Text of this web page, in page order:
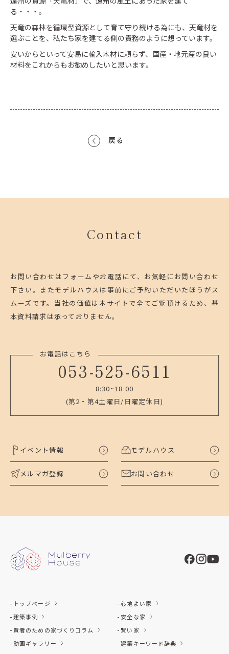
る・・・。
天竜の森林を循環型資源として育て守り続ける為にも、天竜材を
選ぶことを、私たち家を建てる側の責務のように想っています。
安いからといって安易に輸入木材に頼らず、国産・地元産の良い
材料をこれからもお勧めしたいと思います。
戻る
Contact
お問い合わせはフォームやお電話にて、お気軽にお問い合わせ
下さい。 またモデルハウスは事前にご予約いただいたほうがス
ムーズです。 当社の価値は本サイトで全てご覧頂けるため、基
本資料請求は承っておりません。
お電話はこちら
053-525-6511
8:30~18:00
(第2・第4土曜日/日曜定休日)
イベント情報 モデルハウス
メルマガ登録 お問い合わせ
トップページ
建築事例
賢者のための家づくりコラム
動画ギャラリー
心地よい家
安全な家
賢い家
建築キーワード辞典